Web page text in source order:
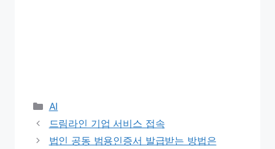
Categories
AI
드림라인 기업 서비스 접속
법인 공동 범용인증서 발급받는 방법은